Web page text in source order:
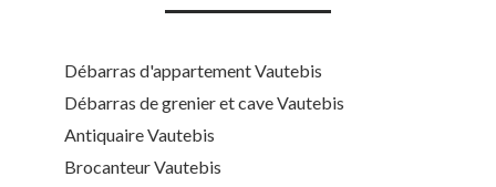
Débarras d'appartement Vautebis
Débarras de grenier et cave Vautebis
Antiquaire Vautebis
Brocanteur Vautebis